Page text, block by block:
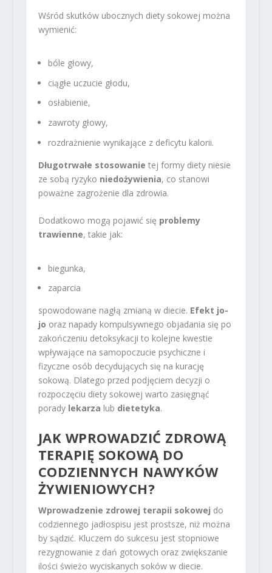
Wśród skutków ubocznych diety sokowej można
wymienić:
bóle głowy,
ciągłe uczucie głodu,
osłabienie,
zawroty głowy,
rozdrażnienie wynikające z deficytu kalorii.
Długotrwałe stosowanie tej formy diety niesie
ze sobą ryzyko niedożywienia, co stanowi
poważne zagrożenie dla zdrowia.
Dodatkowo mogą pojawić się problemy
trawienne, takie jak:
biegunka,
zaparcia
spowodowane nagłą zmianą w diecie. Efekt jo-
jo oraz napady kompulsywnego objadania się po
zakończeniu detoksykacji to kolejne kwestie
wpływające na samopoczucie psychiczne i
fizyczne osób decydujących się na kurację
sokową. Dlatego przed podjęciem decyzji o
rozpoczęciu diety sokowej warto zasięgnąć
porady lekarza lub dietetyka.
JAK WPROWADZIĆ ZDROWĄ
TERAPIĘ SOKOWĄ DO
CODZIENNYCH NAWYKÓW
ŻYWIENIOWYCH?
Wprowadzenie zdrowej terapii sokowej do
codziennego jadłospisu jest prostsze, niż można
by sądzić. Kluczem do sukcesu jest stopniowe
rezygnowanie z dań gotowych oraz zwiększanie
ilości świeżo wyciskanych soków w diecie.